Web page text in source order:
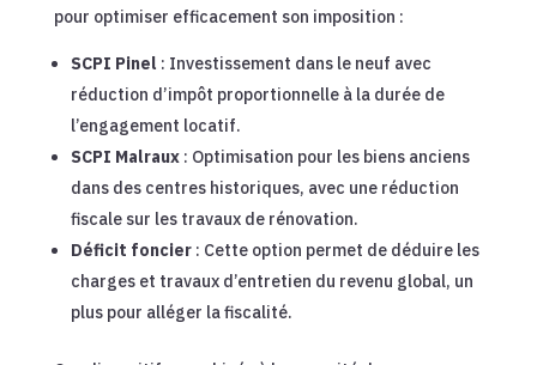
pour optimiser efficacement son imposition :
SCPI Pinel : Investissement dans le neuf avec
réduction d’impôt proportionnelle à la durée de
l’engagement locatif.
SCPI Malraux: Optimisation pour les biens anciens
dans des centres historiques, avec une réduction
fiscale sur les travaux de rénovation.
Déficit foncier: Cette option permet de déduire les
charges et travaux d’entretien du revenu global, un
plus pour alléger la fiscalité.